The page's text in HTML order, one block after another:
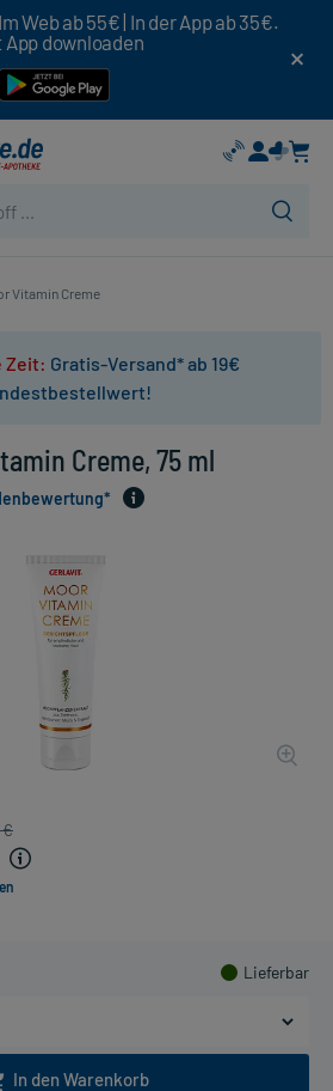
Web ab 55€ | In der App ab 35€.
downloaden
Vitamin Creme
Zeit: Gratis-Versand* ab 19€
Creme, 75 ml
€
Lieferbar
In den Warenkorb